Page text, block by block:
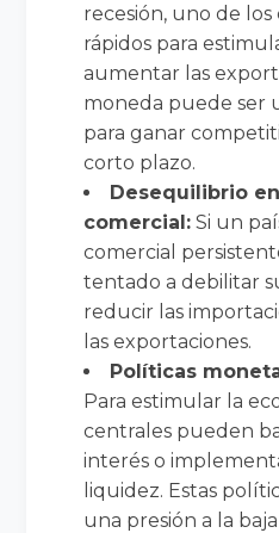
recesión, uno de los
rápidos para
aumentar las
moneda puede ser
para ganar
corto plazo.
Desequilibrio
comercial: Si un
comercial
tentado a debilitar
reducir las
las exportaciones.
Políticas
Para estimular la
centrales pueden
interés o
liquidez. Estas
una presión a la